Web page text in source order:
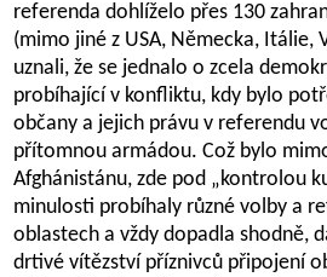
referenda dohlíželo přes 130
(mimo jiné z USA, Německa, Itálie,
uznali, že se jednalo o zcela
probíhající v konfliktu, kdy bylo
občany a jejich právu v referendu
přítomnou armádou. Což bylo
Afghánistánu, zde pod „kontrolou
minulosti probíhaly různé volby a
oblastech a vždy dopadla shodně,
drtivé vítězství příznivců připojení